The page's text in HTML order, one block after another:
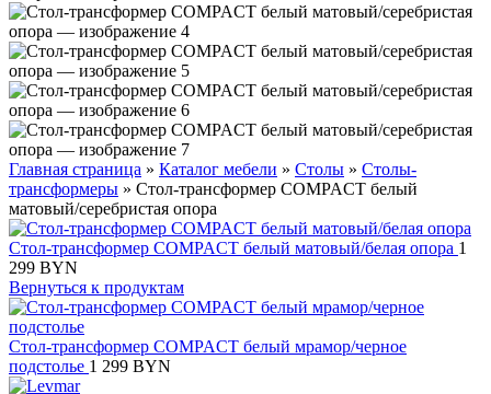
Главная страница » Каталог мебели » Столы » Столы-
трансформеры » Стол-трансформер COMPACT белый
матовый/серебристая опора
Стол-трансформер COMPACT белый матовый/белая опора 1
299 BYN
Вернуться к продуктам
Стол-трансформер COMPACT белый мрамор/черное
подстолье 1 299 BYN